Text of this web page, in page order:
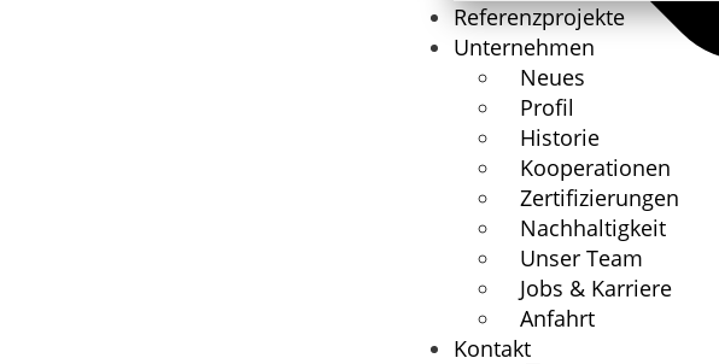
Referenzprojekte
Unternehmen
Neues
Profil
Historie
Kooperationen
Zertifizierungen
Nachhaltigkeit
Unser Team
Jobs & Karriere
Anfahrt
Kontakt